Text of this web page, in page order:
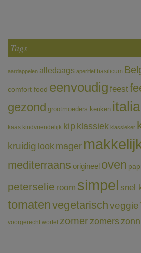
Tags
aardappelen alledaags aperitief basilicum
comfort food eenvoudig feest
gezond grootmoeders keuken
kaas kindvriendelijk kip klassiek klassieker
kruidig look mager
mediterraans origineel oven
peterselie room simpel snel
tomatenvegetarischveggie
voorgerecht wortel zomerzomers